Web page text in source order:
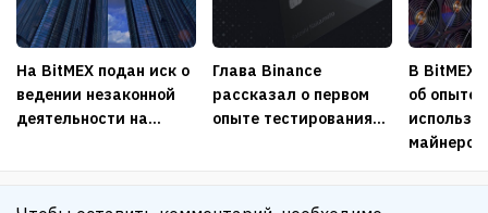
На BitMEX подан иск о
ведении незаконной
деятельности на...
Глава Binance
рассказал о первом
опыте тестирования...
В BitMEX
об опыте